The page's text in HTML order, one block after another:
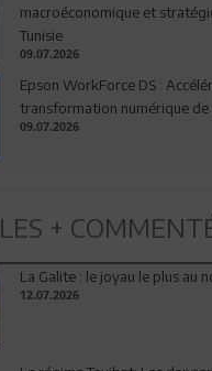
macroéconomique et
Tunisie
09.07.2026
Epson WorkForce DS :
transformation numérique
09.07.2026
LES +
La Galite : le joyau le plus au
12.07.2026